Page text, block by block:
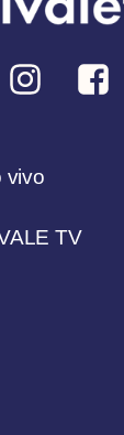
vivo
TV